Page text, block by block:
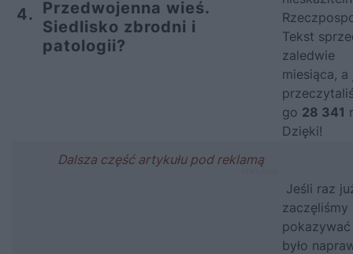
4. Przedwojenna wieś.
Siedlisko zbrodni i
patologii?
Tekst
zaledwie
miesiąca, a
go 28 341
Dzięki!
Jeśli raz
zaczęliśmy
było